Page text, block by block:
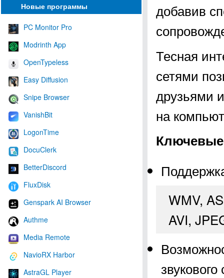
Новые программы
PC Monitor Pro
Modrinth App
OpenTypeless
Easy Diffusion
Snipe Browser
VanishBit
LogonTime
DocuClerk
BetterDiscord
FluxDisk
Genspark AI Browser
Authme
Media Remote
NavioRX Harbor
AstraGL Player
добавив
Тесная
сетями
друзьями
на
Ключевые
WMV,
AVI,